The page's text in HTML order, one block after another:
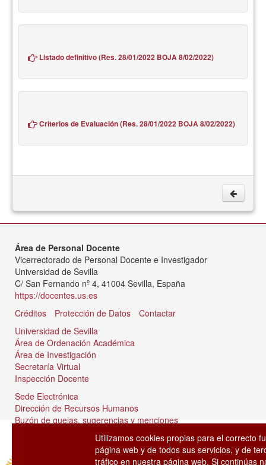
Listado definitivo (Res. 28/01/2022 BOJA 8/02/2022)
Criterios de Evaluación (Res. 28/01/2022 BOJA 8/02/2022)
Área de Personal Docente
Vicerrectorado de Personal Docente e Investigador
Universidad de Sevilla
C/ San Fernando nº 4, 41004 Sevilla, España
https://docentes.us.es
Créditos
Protección de Datos
Contactar
Universidad de Sevilla
Área de Ordenación Académica
Área de Investigación
Secretaría Virtual
Inspección Docente
Sede Electrónica
Dirección de Recursos Humanos
Buzón de quejas, sugerencias y menciones
Utilizamos cookies propias para el correcto
página web y de todos sus servicios, y de
tráfico en nuestra página web. Si continúas